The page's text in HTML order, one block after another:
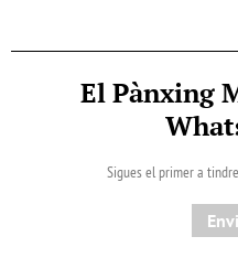
El Pànxing
Sigues el primer a